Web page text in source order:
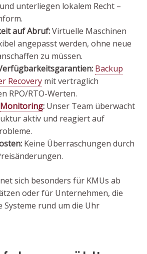
unterliegen lokalem Recht –
auf Abruf:Virtuelle Maschinen
angepasst werden, ohne neue
zu müssen.
Backup
Recovery mit vertraglich
RPO/RTO-Werten.
Monitoring: Unser Team überwacht
aktiv und reagiert auf
Keine Überraschungen durch
sich besonders für KMUs ab
oder für Unternehmen, die
Systeme rund um die Uhr